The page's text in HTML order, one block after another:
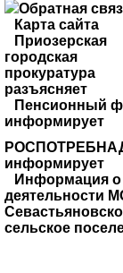
Обратная
Карта сайта
Приозерская
городская
прокуратура
разъясняет
Пенсионный
информирует
информирует
Информация о
деятельности
сельское